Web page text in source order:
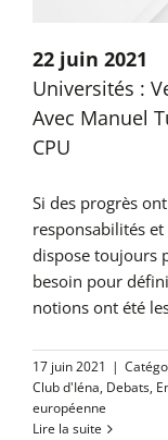
22 juin 2021
Universités :
Avec Manuel
CPU
Si des progrès
responsabilités
dispose toujours
besoin pour
notions ont été
17 juin 2021 |
Club d'Iéna, Debats,
européenne
Lire la suite